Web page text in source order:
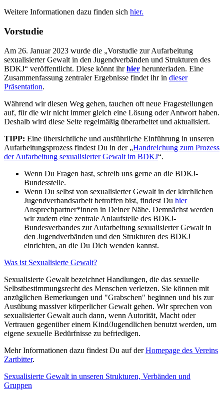
Weitere Informationen dazu finden sich hier.
Vorstudie
Am 26. Januar 2023 wurde die „Vorstudie zur Aufarbeitung
sexualisierter Gewalt in den Jugendverbänden und Strukturen des
BDKJ“ veröffentlicht. Diese könnt ihrhier herunterladen. Eine
Zusammenfassung zentraler Ergebnisse findet ihr in dieser
Präsentation.
Während wir diesen Weg gehen, tauchen oft neue Fragestellungen
auf, für die wir nicht immer gleich eine Lösung oder Antwort haben.
Deshalb wird diese Seite regelmäßig überarbeitet und aktualisiert.
TIPP: Eine übersichtliche und ausführliche Einführung in unseren
Aufarbeitungsprozess findest Du in der „Handreichung zum Prozess
der Aufarbeitung sexualisierter Gewalt im BDKJ“.
Wenn Du Fragen hast, schreib uns gerne an die BDKJ-
Bundesstelle.
Wenn Du selbst von sexualisierter Gewalt in der kirchlichen
Jugendverbandsarbeit betroffen bist, findest Du hier
Ansprechpartner*innen in Deiner Nähe. Demnächst werden
wir zudem eine zentrale Anlaufstelle des BDKJ-
Bundesverbandes zur Aufarbeitung sexualisierter Gewalt in
den Jugendverbänden und den Strukturen des BDKJ
einrichten, an die Du Dich wenden kannst.
Was ist Sexualisierte Gewalt?
Sexualisierte Gewalt bezeichnet Handlungen, die das sexuelle
Selbstbestimmungsrecht des Menschen verletzen. Sie können mit
anzüglichen Bemerkungen und "Grabschen" beginnen und bis zur
Ausübung massiver körperlicher Gewalt gehen. Wir sprechen von
sexualisierter Gewalt auch dann, wenn Autorität, Macht oder
Vertrauen gegenüber einem Kind/Jugendlichen benutzt werden, um
eigene sexuelle Bedürfnisse zu befriedigen.
Mehr Informationen dazu findest Du auf derHomepage des Vereins
Zartbitter.
Sexualisierte Gewalt in unseren Strukturen, Verbänden und
Gruppen